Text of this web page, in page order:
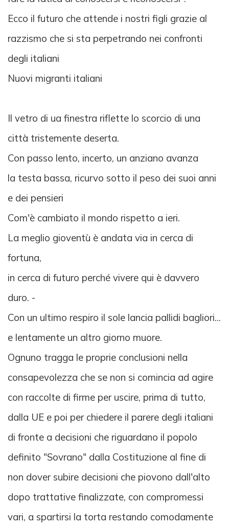
Ecco il futuro che attende i nostri figli grazie al
razzismo che si sta perpetrando nei confronti
degli italiani
Nuovi migranti italiani
Il vetro di ua finestra riflette lo scorcio di una
città tristemente deserta.
Con passo lento, incerto, un anziano avanza
la testa bassa, ricurvo sotto il peso dei suoi anni
e dei pensieri
Com'è cambiato il mondo rispetto a ieri.
La meglio gioventù è andata via in cerca di
fortuna,
in cerca di futuro perché vivere qui è davvero
duro. -
Con un ultimo respiro il sole lancia pallidi bagliori...
e lentamente un altro giorno muore.
Ognuno tragga le proprie conclusioni nella
consapevolezza che se non si comincia ad agire
con raccolte di firme per uscire, prima di tutto,
dalla UE e poi per chiedere il parere degli italiani
di fronte a decisioni che riguardano il popolo
definito "Sovrano" dalla Costituzione al fine di
non dover subire decisioni che piovono dall'alto
dopo trattative finalizzate, con compromessi
vari, a spartirsi la torta restando comodamente